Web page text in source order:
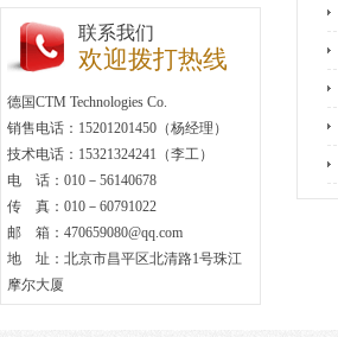
联系我们
欢迎拨打热线
德国CTM Technologies Co.
销售电话：15201201450（杨经理）
技术电话：15321324241（李工）
电 话：010－56140678
传 真：010－60791022
邮 箱：470659080@qq.com
地 址：北京市昌平区北清路1号珠江
摩尔大厦